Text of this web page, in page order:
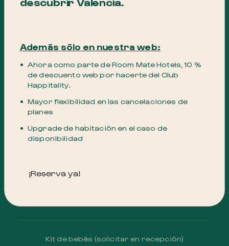
Venta de entradas para diferentes
Alquiler de bicicletas
Servicio de fotocopias
Kit de bebés (solicitar en recepción)
Además sólo en nuestra web:
Ahora como parte de Room Mate Hotels, 10 %
de descuento web por hacerte del Club
Happitality.
Mayor flexibilidad en las cancelaciones de
planes
Upgrade de habitación en el caso de
disponibilidad
¡Reserva ya!